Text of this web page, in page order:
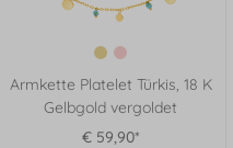
Armkette Platelet Türkis, 18 K
Gelbgold vergoldet
€ 59,90*